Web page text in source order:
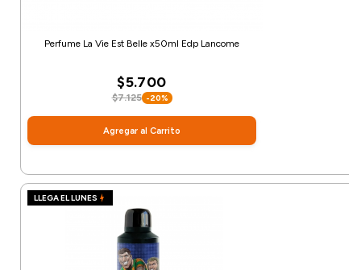
Perfume La Vie Est Belle x50ml Edp Lancome
$5.700
$7.125 -20%
Agregar al Carrito
LLEGA EL LUNES